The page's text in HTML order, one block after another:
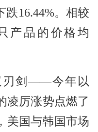
16.44%。相较
产品的价格均
刃剑——今年以
凌厉涨势点燃了
美国与韩国市场